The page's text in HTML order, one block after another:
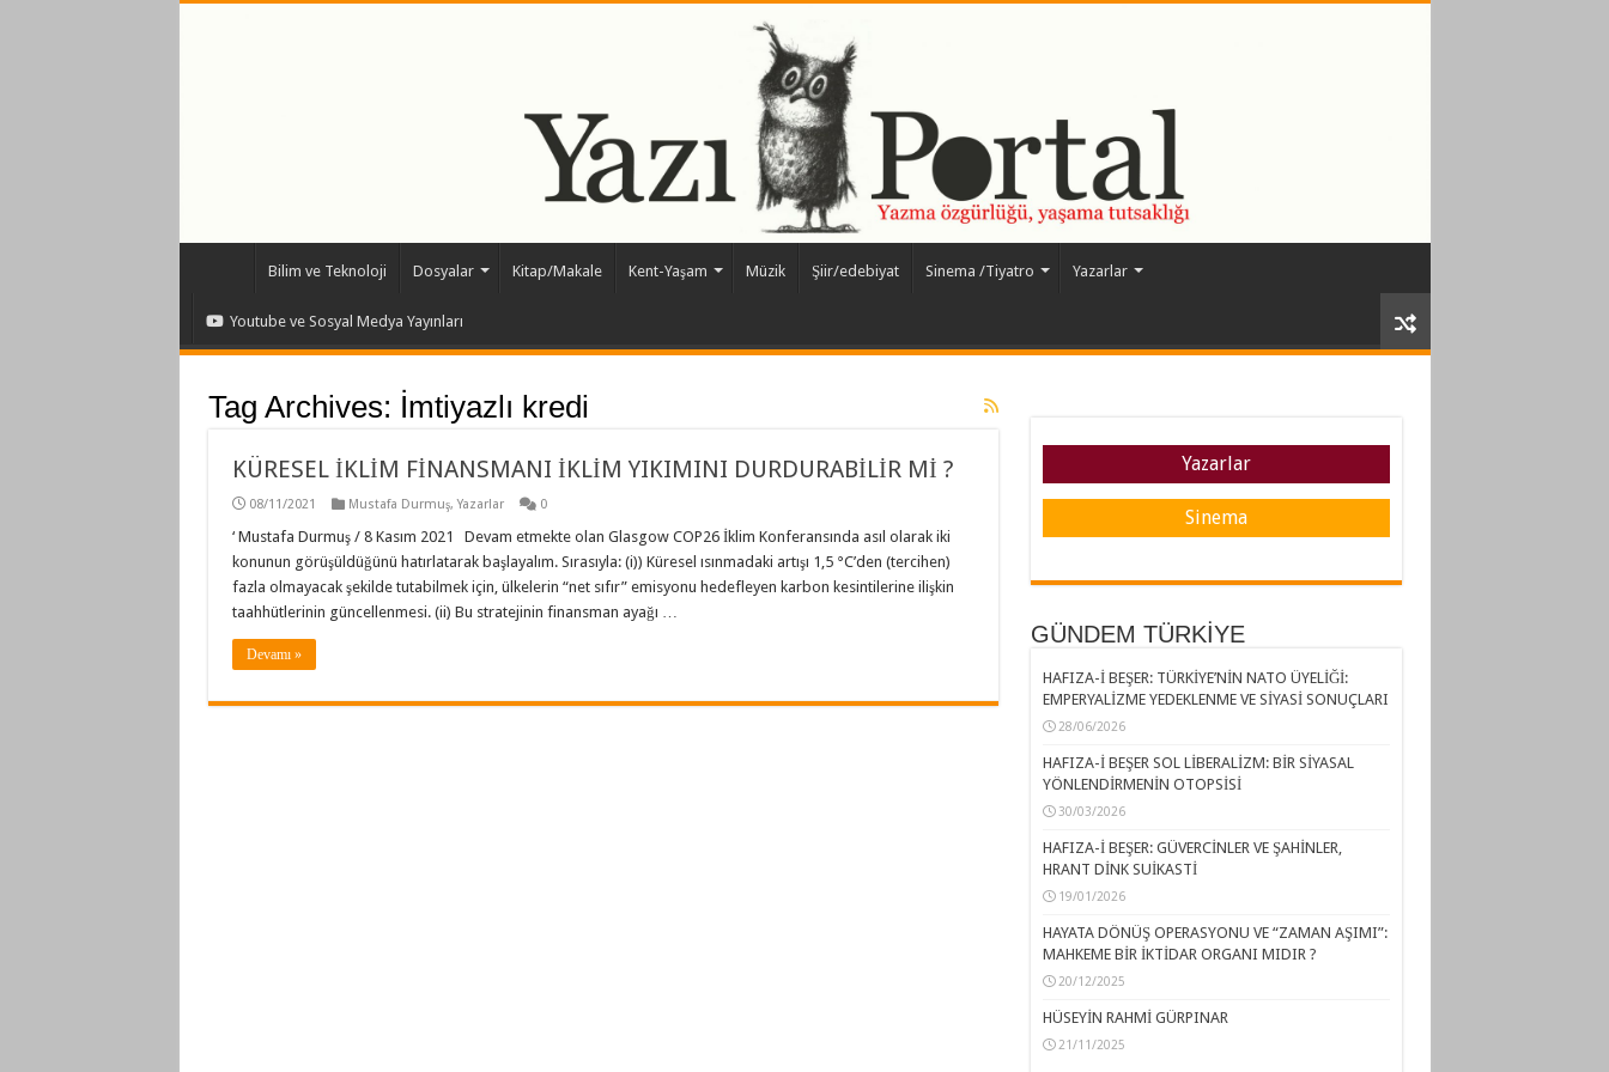
Bilim ve Teknoloji Dosyalar Kitap/Makale Kent-Yaşam Müzik Şiir/edebiyat Sinema /Tiyatro Yazarlar
Youtube ve Sosyal Medya Yayınları
Tag Archives: İmtiyazlı kredi
KÜRESEL İKLİM FİNANSMANI İKLİM YIKIMINI DURDURABİLİR Mİ ?
08/11/2021 Mustafa Durmuş,Yazarlar 0
‘ Mustafa Durmuş / 8 Kasım 2021 Devam etmekte olan Glasgow COP26 İklim Konferansında asıl olarak iki
konunun görüşüldüğünü hatırlatarak başlayalım. Sırasıyla: (i)) Küresel ısınmadaki artışı 1,5 °C’den (tercihen)
fazla olmayacak şekilde tutabilmek için, ülkelerin “net sıfır” emisyonu hedefleyen karbon kesintilerine ilişkin
taahhütlerinin güncellenmesi. (ii) Bu stratejinin finansman ayağı …
Devamı »
Yazarlar
Sinema
GÜNDEM TÜRKİYE
HAFIZA-İ BEŞER: TÜRKİYE’NİN NATO ÜYELİĞİ:
EMPERYALİZME YEDEKLENME VE SİYASİ SONUÇLARI
28/06/2026
HAFIZA-İ BEŞER SOL LİBERALİZM: BİR SİYASAL
YÖNLENDİRMENİN OTOPSİSİ
30/03/2026
HAFIZA-İ BEŞER: GÜVERCİNLER VE ŞAHİNLER,
HRANT DİNK SUİKASTİ
19/01/2026
HAYATA DÖNÜŞ OPERASYONU VE “ZAMAN AŞIMI”:
MAHKEME BİR İKTİDAR ORGANI MIDIR ?
20/12/2025
HÜSEYİN RAHMİ GÜRPINAR
21/11/2025